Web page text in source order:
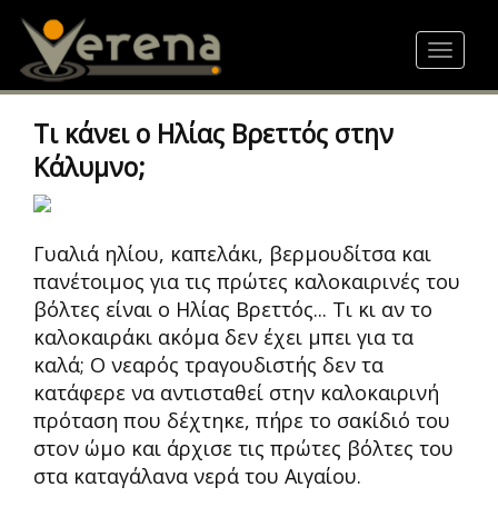
content
Toggle
Τι κάνει ο Ηλίας Βρεττός στην
Κάλυμνο;
Γυαλιά ηλίου, καπελάκι, βερμουδίτσα και
πανέτοιμος για τις πρώτες καλοκαιρινές του
βόλτες είναι ο Ηλίας Βρεττός... Τι κι αν το
καλοκαιράκι ακόμα δεν έχει μπει για τα
καλά; Ο νεαρός τραγουδιστής δεν τα
κατάφερε να αντισταθεί στην καλοκαιρινή
πρόταση που δέχτηκε, πήρε το σακίδιό του
στον ώμο και άρχισε τις πρώτες βόλτες του
στα καταγάλανα νερά του Αιγαίου.